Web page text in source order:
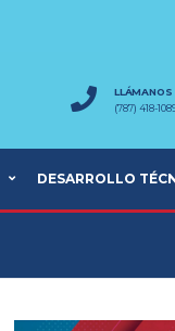
LLÁMANOS
(787) 418-
DESARROLLO